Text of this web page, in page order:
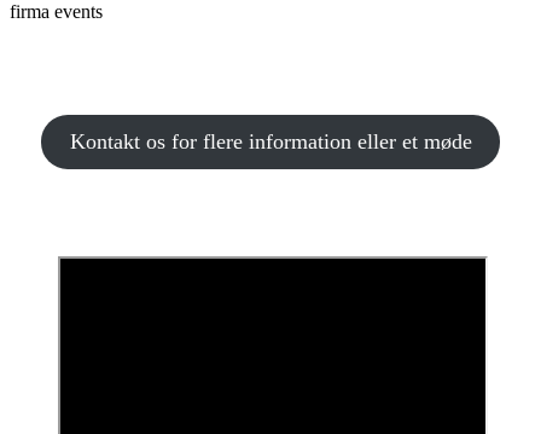
firma events
Kontakt os for flere information eller et møde